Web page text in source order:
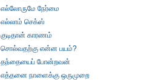
எல்லோருமே நேர்மை
எல்லாம் செக்ஸ்
குடிதான் காரணம்
சொல்வதற்கு என்ன பயம்?
தந்தையைப் போன்றவன்
எத்தனை நாளைக்கு ஒருமுறை